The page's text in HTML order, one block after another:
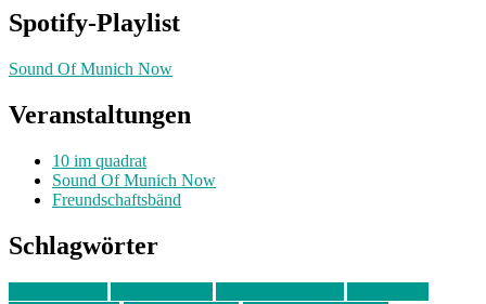
Spotify-Playlist
Sound Of Munich Now
Veranstaltungen
10 im quadrat
Sound Of Munich Now
Freundschaftsbänd
Schlagwörter